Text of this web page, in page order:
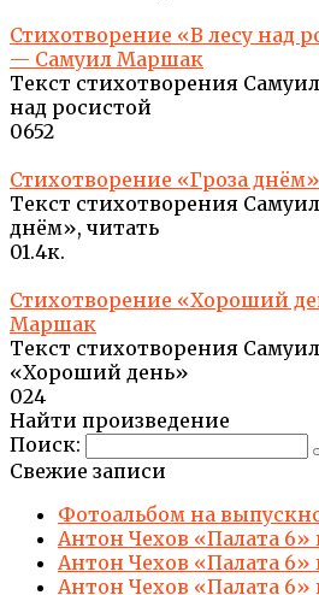
Стихотворение «В лесу над
— Самуил Маршак
Текст стихотворения
над росистой
0652
Стихотворение «Гроза
Текст стихотворения
днём», читать
01.4к.
Стихотворение «Хороший
Маршак
Текст стихотворения
«Хороший день»
024
Найти произведение
Поиск:
Свежие записи
Фотоальбом на
Антон Чехов «Палата 6»
Антон Чехов «Палата 6»
Антон Чехов «Палата 6»